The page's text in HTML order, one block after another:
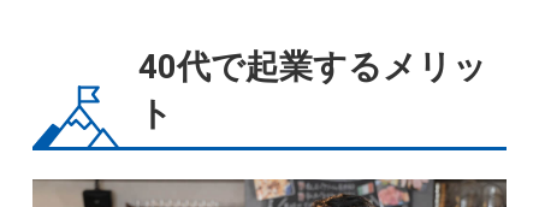
40代で起業するメリッ
ト